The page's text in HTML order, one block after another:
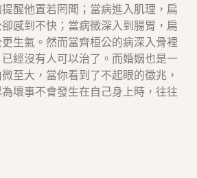
醒他置若罔聞；當病進入肌理，扁
感到不快；當病徵深入到腸胃，扁
生氣。然而當齊桓公的病深入骨裡
經沒有人可以治了。而婚姻也是一
至大，當你看到了不起眼的徵兆，
壞事不會發生在自己身上時，往往